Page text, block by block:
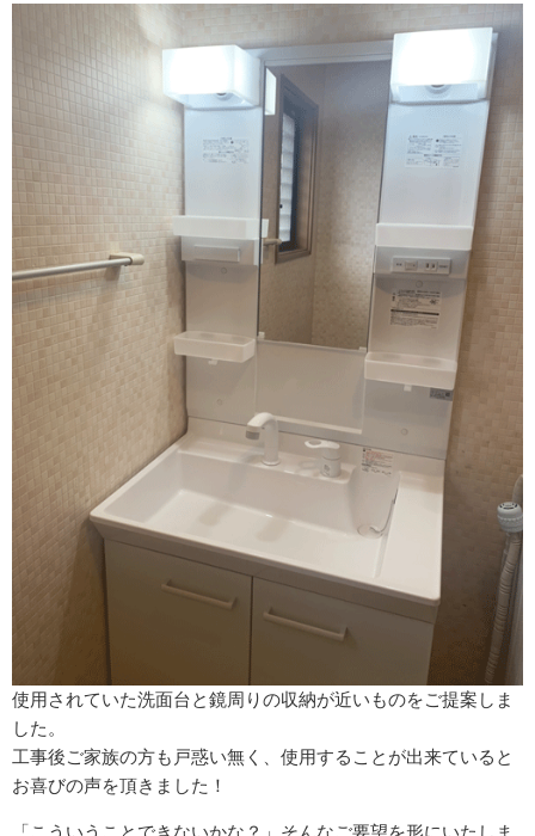
使用されていた洗面台と鏡周りの収納が近いものをご提案しま
した。
工事後ご家族の方も戸惑い無く、使用することが出来ていると
お喜びの声を頂きました！
「こういうことできないかな？」そんなご要望を形にいたしま